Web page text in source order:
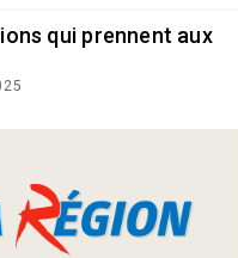
qui prennent aux